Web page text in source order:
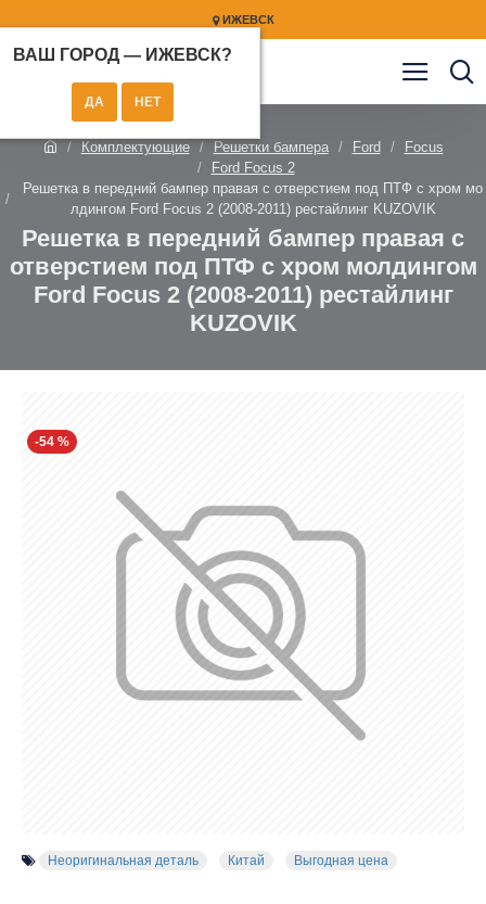
ИЖЕВСК
ВАШ ГОРОД — ИЖЕВСК?
Комплектующие Решетки бампера Ford
Focus
Ford Focus 2
Решетка в передний бампер правая с отверстием под ПТФ с хром мо
лдингом Ford Focus 2 (2008-2011) рестайлинг KUZOVIK
Решетка в передний бампер правая с
отверстием под ПТФ с хром молдингом
Ford Focus 2 (2008-2011) рестайлинг
KUZOVIK
-54 %
Неоригинальная деталь Китай Выгодная цена